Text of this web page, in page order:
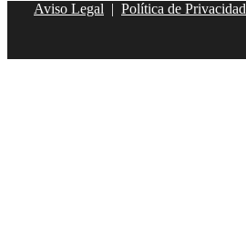
Aviso Legal | Política de Privacidad